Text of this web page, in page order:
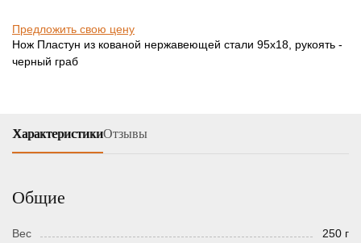
Предложить свою цену
Нож Пластун из кованой нержавеющей стали 95х18, рукоять -
черный граб
ХарактеристикиОтзывы
Общие
Вес 250 г